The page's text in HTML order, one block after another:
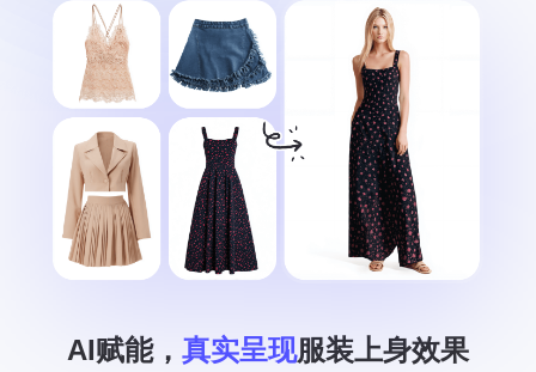
AI赋能， 真实呈现服装上身效果